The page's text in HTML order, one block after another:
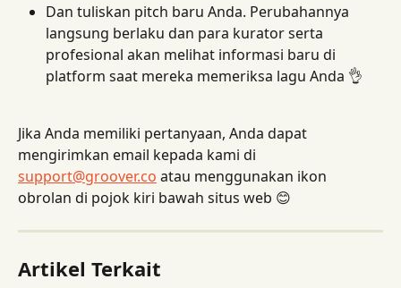
Dan tuliskan pitch baru Anda. Perubahannya
langsung berlaku dan para kurator serta
profesional akan melihat informasi baru di
platform saat mereka memeriksa lagu Anda 👌
Jika Anda memiliki pertanyaan, Anda dapat
mengirimkan email kepada kami di
support@groover.co atau menggunakan ikon
obrolan di pojok kiri bawah situs web 😊
Artikel Terkait